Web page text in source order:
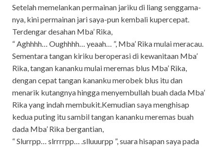
Setelah memelankan permainan jariku di liang senggama-
nya, kini permainan jari saya-pun kembali kupercepat.
Terdengar desahan Mba’ Rika,
“ Aghhhh… Oughhhh… yeaah… ”, Mba’ Rika mulai meracau.
Sementara tangan kiriku beroperasi di kewanitaan Mba’
Rika, tangan kananku mulai meremas blus Mba’ Rika,
dengan cepat tangan kananku merobek blus itu dan
menarik kutangnya hingga menyembullah buah dada Mba’
Rika yang indah membukit.Kemudian saya menghisap
kedua puting itu sambil tangan kananku meremas buah
dada Mba’ Rika bergantian,
“ Slurrpp… slrrrrpp… .slluuurpp ”, suara hisapan saya pada